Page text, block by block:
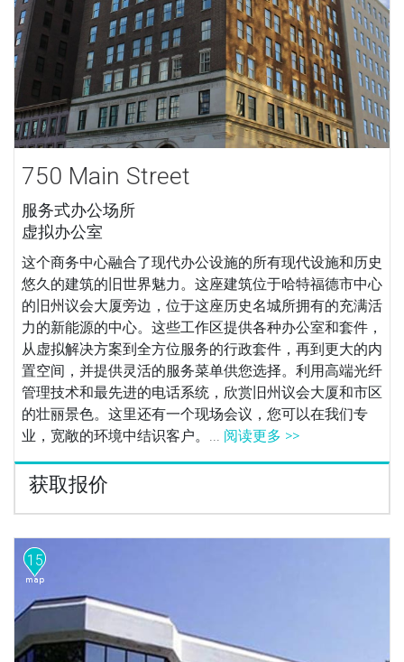
750 Main Street
服务式办公场所
虚拟办公室
这个商务中心融合了现代办公设施的所有现代设施和历史
悠久的建筑的旧世界魅力。这座建筑位于哈特福德市中心
的旧州议会大厦旁边，位于这座历史名城所拥有的充满活
力的新能源的中心。这些工作区提供各种办公室和套件，
从虚拟解决方案到全方位服务的行政套件，再到更大的内
置空间，并提供灵活的服务菜单供您选择。利用高端光纤
管理技术和最先进的电话系统，欣赏旧州议会大厦和市区
的壮丽景色。这里还有一个现场会议，您可以在我们专
业，宽敞的环境中结识客户。... 阅读更多 >>
获取报价
15